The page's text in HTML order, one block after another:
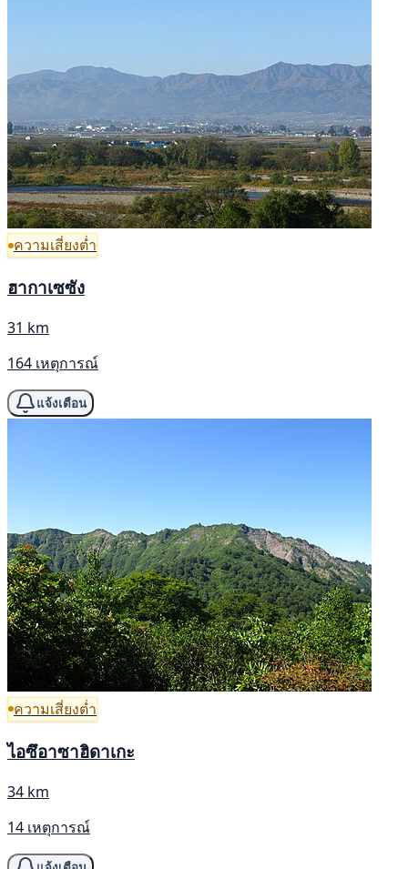
ความเสี่ยงต่ำ
ฮากาเซซัง
31 km
164 เหตุการณ์
แจ้งเตือน
ความเสี่ยงต่ำ
ไอซึอาซาฮิดาเกะ
34 km
14 เหตุการณ์